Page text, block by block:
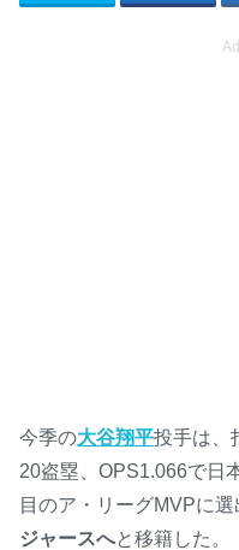
今季の大谷翔平投手は、
20盗塁、OPS1.066で日
目のア・リーグMVPに選
ジャースへと移籍した。